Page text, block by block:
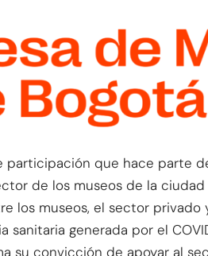
participación que hace parte
de los museos de la
los museos, el sector
generada por el
su convicción de apoyar al